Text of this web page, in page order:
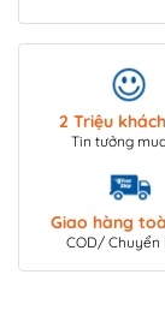
2 Triệu
Tin tưởng
Giao hàng
COD/ Chuyển